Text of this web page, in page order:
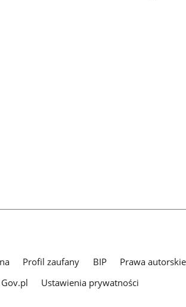
Profil zaufany BIP Prawa autorskie
Ustawienia prywatności